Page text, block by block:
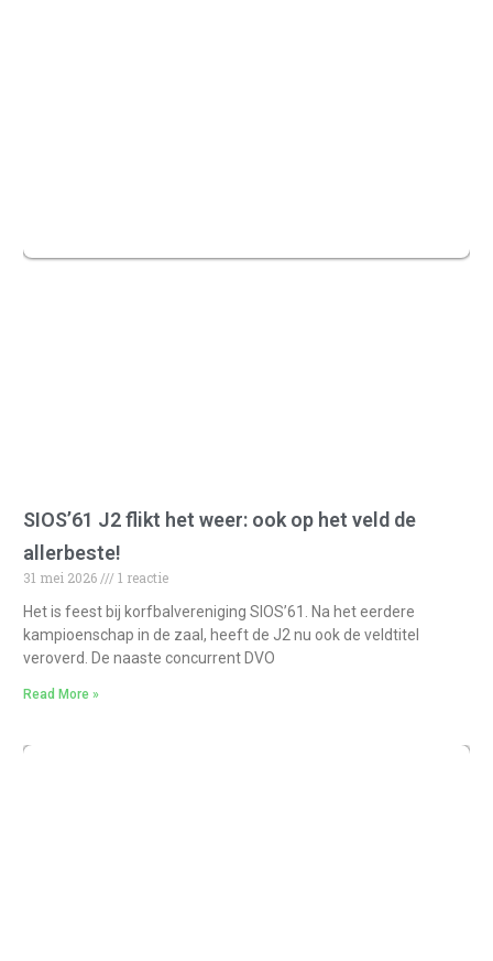
SIOS’61 J2 flikt het weer: ook op het veld de
allerbeste!
31 mei 2026
1 reactie
Het is feest bij korfbalvereniging SIOS’61. Na het eerdere
kampioenschap in de zaal, heeft de J2 nu ook de veldtitel
veroverd. De naaste concurrent DVO
Read More »